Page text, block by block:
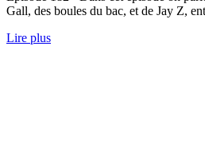
Gall, des boules du bac, et de Jay Z,
Lire plus